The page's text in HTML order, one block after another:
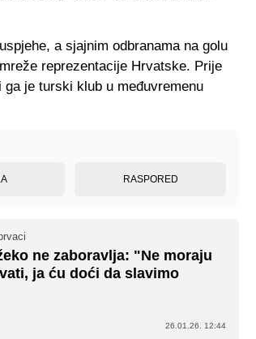
a sjajnim odbranama na golu
reprezentacije Hrvatske. Prije
je turski klub u međuvremenu
RASPORED
ne zaboravlja: "Ne moraju
ja ću doći da slavimo
26.01.26. 12:44